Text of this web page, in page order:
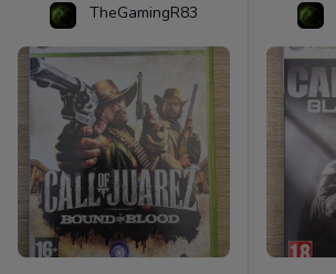
TheGamingR83